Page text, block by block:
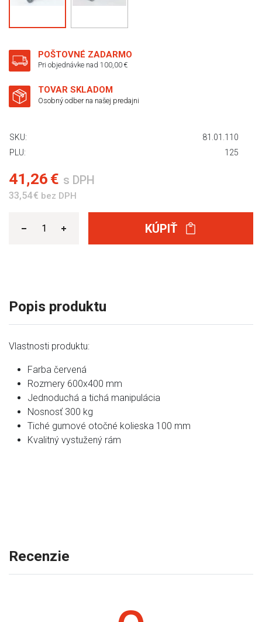
POŠTOVNÉ ZADARMO
Pri objednávke nad 100,00 €
TOVAR SKLADOM
Osobný odber na našej predajni
SKU:
81.01.110
PLU:
125
41,26 € s DPH
33,54 € bez DPH
KÚPIŤ
Popis produktu
Vlastnosti produktu:
Farba červená
Rozmery 600x400 mm
Jednoduchá a tichá manipulácia
Nosnosť 300 kg
Tiché gumové otočné kolieska 100 mm
Kvalitný vystužený rám
Recenzie